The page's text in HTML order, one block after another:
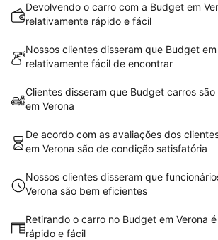
Devolvendo o carro com a Budget em
relativamente rápido e fácil
Nossos clientes disseram que Budget
relativamente fácil de encontrar
Clientes disseram que Budget carros
em Verona
De acordo com as avaliações dos
em Verona são de condição satisfatória
Nossos clientes disseram que
Verona são bem eficientes
Retirando o carro no Budget em Verona
rápido e fácil